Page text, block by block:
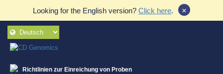
Looking for the English version? Click here. ×
Richtlinien zur Einreichung von Proben